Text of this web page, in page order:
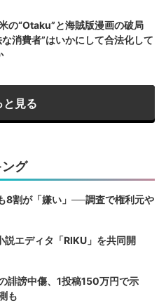
の“Otaku”と海賊版漫画の破局
消費者”はいかにして合法化して
と見る
グ
8割が「嫌い」──調査で権利元や
エディタ「RIKU」を共同開
誹謗中傷、1投稿150万円で示
も